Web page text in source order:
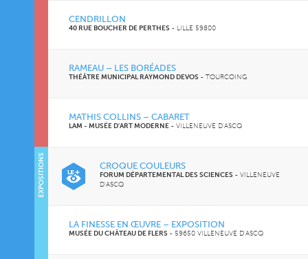
CENDRILLON
40 RUE BOUCHER DE PERTHES - LILLE 59800
RAMEAU – LES BORÉADES
THÉÂTRE MUNICIPAL RAYMOND DEVOS - TOURCOING
MATHIS COLLINS – CABARET
LAM - MUSÉE D'ART MODERNE - VILLENEUVE D'ASCQ
CROQUE COULEURS
FORUM DÉPARTEMENTAL DES SCIENCES - VILLENEUVE
D'ASCQ
LA FINESSE EN ŒUVRE – EXPOSITION
MUSÉE DU CHÂTEAU DE FLERS - 59650 VILLENEUVE D'ASCQ
EXPOSITIONS